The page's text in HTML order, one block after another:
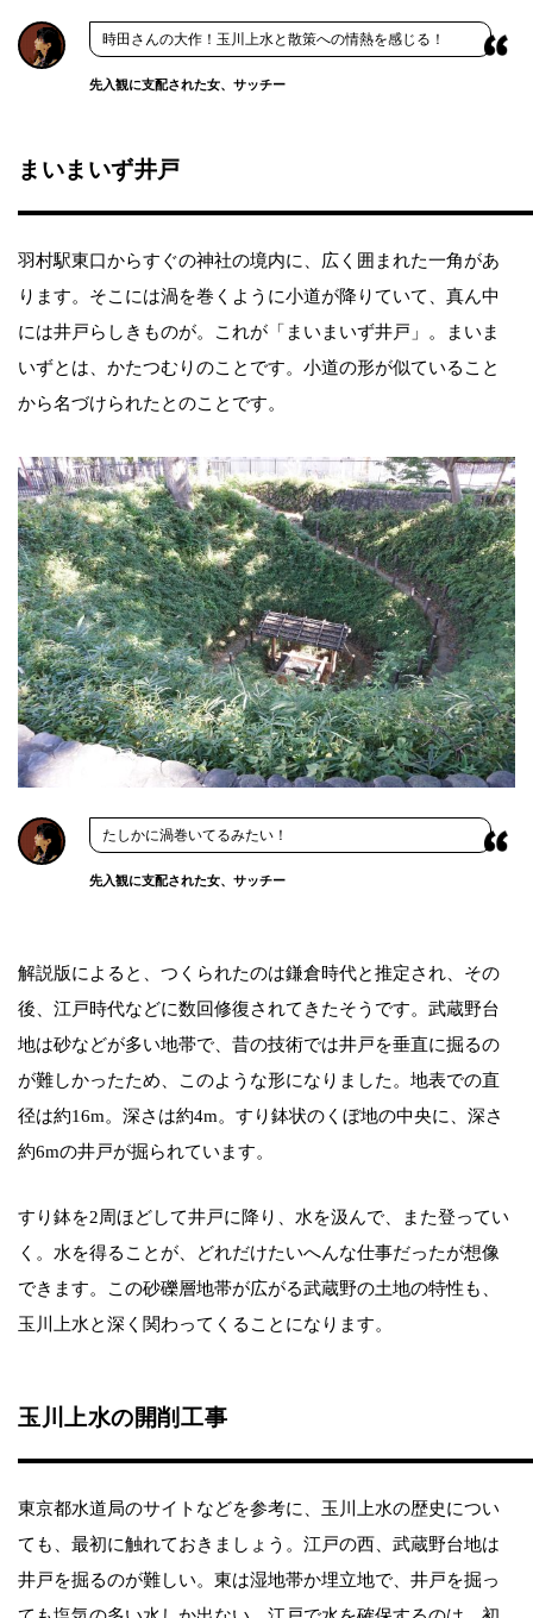
時田さんの大作！玉川上水と散策への情熱を感じる！
先入観に支配された女、サッチー
まいまいず井戸
羽村駅東口からすぐの神社の境内に、広く囲まれた一角があ
ります。そこには渦を巻くように小道が降りていて、真ん中
には井戸らしきものが。これが「まいまいず井戸」。まいま
いずとは、かたつむりのことです。小道の形が似ていること
から名づけられたとのことです。
たしかに渦巻いてるみたい！
先入観に支配された女、サッチー
解説版によると、つくられたのは鎌倉時代と推定され、その
後、江戸時代などに数回修復されてきたそうです。武蔵野台
地は砂などが多い地帯で、昔の技術では井戸を垂直に掘るの
が難しかったため、このような形になりました。地表での直
径は約16m。深さは約4m。すり鉢状のくぼ地の中央に、深さ
約6mの井戸が掘られています。
すり鉢を2周ほどして井戸に降り、水を汲んで、また登ってい
く。水を得ることが、どれだけたいへんな仕事だったが想像
できます。この砂礫層地帯が広がる武蔵野の土地の特性も、
玉川上水と深く関わってくることになります。
玉川上水の開削工事
東京都水道局のサイトなどを参考に、玉川上水の歴史につい
ても、最初に触れておきましょう。江戸の西、武蔵野台地は
井戸を掘るのが難しい。東は湿地帯か埋立地で、井戸を掘っ